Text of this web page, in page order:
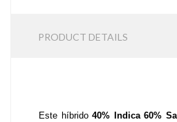
PRODUCT DETAILS
Este híbrido 40% Indica 60%